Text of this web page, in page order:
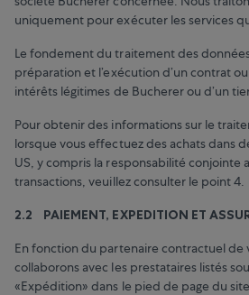
uniquement pour exécuter les services
Le fondement du traitement des
préparation et l’exécution d’un contrat
intérêts légitimes de Bucherer ou d’un
Pour obtenir des informations sur le
lorsque vous effectuez des achats dans
US, y compris la responsabilité conjointe
transactions, veuillez consulter le point 4.
2.2 PAIEMENT, EXPEDITION ET
En fonction du partenaire contractuel de
collaborons avec les prestataires listés
«Expédition» dans le pied de page du